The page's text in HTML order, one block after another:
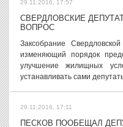
29.11.2016, 17:57
СВЕРДЛОВСКИЕ
ВОПРОС
Заксобрание
изменяющий порядок
улучшение жилищных
устанавливать сами
29.11.2016, 17:11
ПЕСКОВ ПООБЕЩАЛ